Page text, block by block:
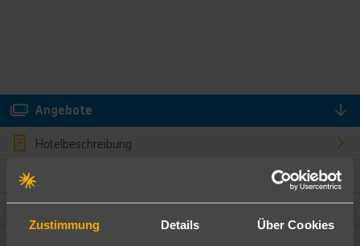
Zustimmung Details Über Cookies
Angebote
Hotelbeschreibung
Bewertungen